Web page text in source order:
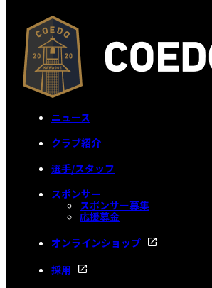
ニュース
クラブ紹介
選手/スタッフ
スポンサー
スポンサー募集
応援募金
オンラインショップ
採用